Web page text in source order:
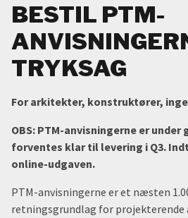
BESTIL PTM-
TRYKSAG
For arkitekter, konstruktører,
OBS: PTM-anvisningerne er under
forventes klar til levering i Q3.
online-udgaven.
PTM-anvisningerne er et næsten
retningsgrundlag for